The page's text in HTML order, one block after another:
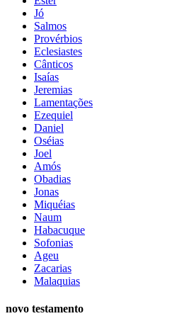
Jó
Salmos
Provérbios
Eclesiastes
Cânticos
Isaías
Jeremias
Lamentações
Ezequiel
Daniel
Oséias
Joel
Amós
Obadias
Jonas
Miquéias
Naum
Habacuque
Sofonias
Ageu
Zacarias
Malaquias
novo testamento